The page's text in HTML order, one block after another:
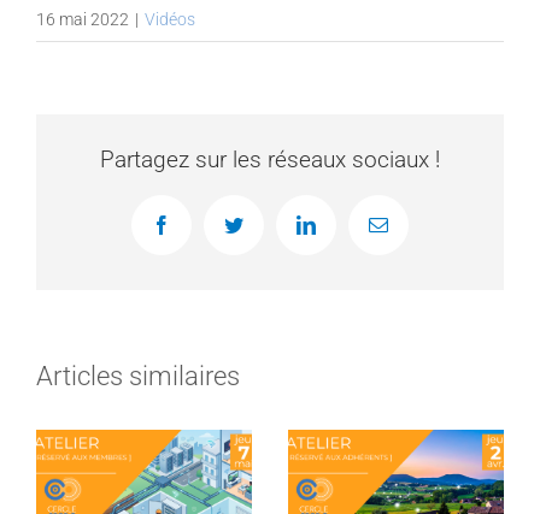
16 mai 2022 | Vidéos
Partagez sur les réseaux sociaux !
FacebookTwitter LinkedInEmail
Articles similaires